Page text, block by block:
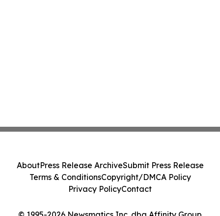
AboutPress Release ArchiveSubmit Press Release
Terms & ConditionsCopyright/DMCA Policy
Privacy PolicyContact